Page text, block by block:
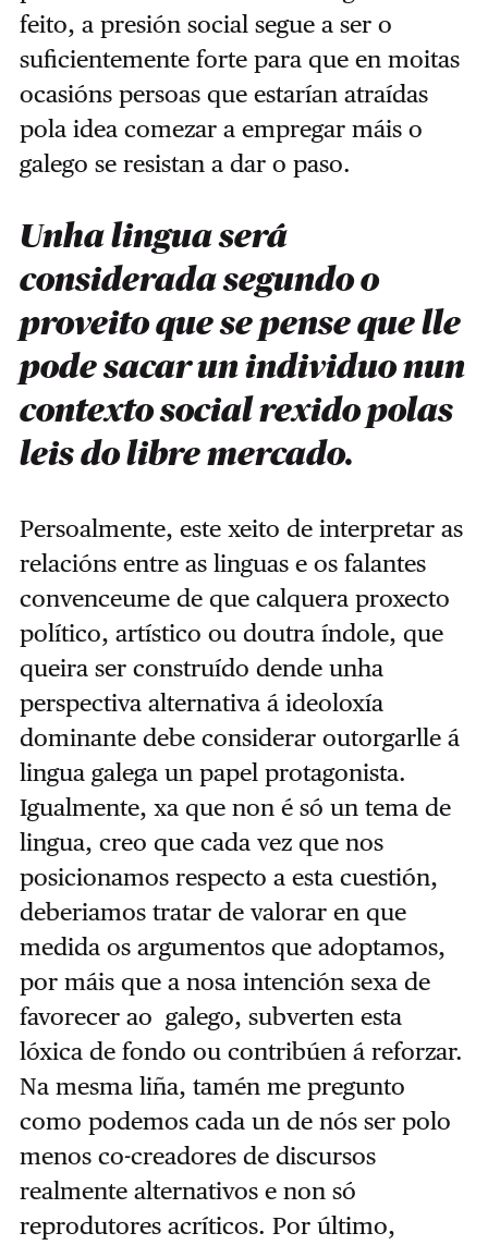
feito, a presión social segue a ser o
suficientemente forte para que en moitas
ocasións persoas que estarían atraídas
pola idea comezar a empregar máis o
galego se resistan a dar o paso.
Unha lingua será
considerada segundo o
proveito que se pense que lle
pode sacar un individuo nun
contexto social rexido polas
leis do libre mercado.
Persoalmente, este xeito de interpretar as
relacións entre as linguas e os falantes
convenceume de que calquera proxecto
político, artístico ou doutra índole, que
queira ser construído dende unha
perspectiva alternativa á ideoloxía
dominante debe considerar outorgarlle á
lingua galega un papel protagonista.
Igualmente, xa que non é só un tema de
lingua, creo que cada vez que nos
posicionamos respecto a esta cuestión,
deberiamos tratar de valorar en que
medida os argumentos que adoptamos,
por máis que a nosa intención sexa de
favorecer ao galego, subverten esta
lóxica de fondo ou contribúen á reforzar.
Na mesma liña, tamén me pregunto
como podemos cada un de nós ser polo
menos co-creadores de discursos
realmente alternativos e non só
reprodutores acríticos. Por último,